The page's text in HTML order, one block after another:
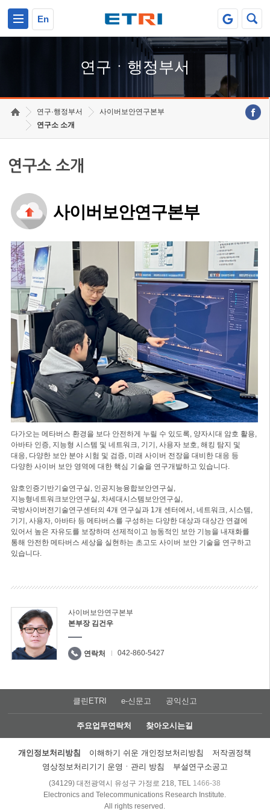
En
연구ㆍ행정부서
연구·행정부서
사이버보안연구본부
연구소 소개
연구소 소개
사이버보안연구본부
다가오는 메타버스 환경을 보다 안전하게 누릴 수 있도록, 양자시대 암호 활용,
아바타 인증, 지능형 시스템 및 네트워크, 기기, 사용자 보호, 해킹 탐지 및
대응, 다양한 보안 분야 시험 및 검증, 미래 사이버 전장을 대비한 대응 등
다양한 사이버 보안 영역에 대한 핵심 기술을 연구개발하고 있습니다.
암호인증기반기술연구실, 인공지능융합보안연구실,
지능형네트워크보안연구실, 차세대시스템보안연구실,
국방사이버전기술연구센터의 4개 연구실과 1개 센터에서, 네트워크, 시스템,
기기, 사용자, 아바타 등 메타버스를 구성하는 다양한 대상과 대상간 연결에
있어서 높은 자유도를 보장하며 선제적이고 능동적인 보안 기능을 내재화를
통해 안전한 메타버스 세상을 실현하는 초고도 사이버 보안 기술을 연구하고
있습니다.
사이버보안연구본부
본부장 김건우
연락처 042-860-5427
클린ETRI e-신문고 공익신고
주요업무연락처 찾아오시는길
개인정보처리방침 이해하기 쉬운 개인정보처리방침
저작권정책
영상정보처리기기 운영ㆍ관리 방침
부설연구소공고
(34129) 대전광역시 유성구 가정로 218, TEL 1466-38
Electronics and Telecommunications Research Institute.
All rights reserved.